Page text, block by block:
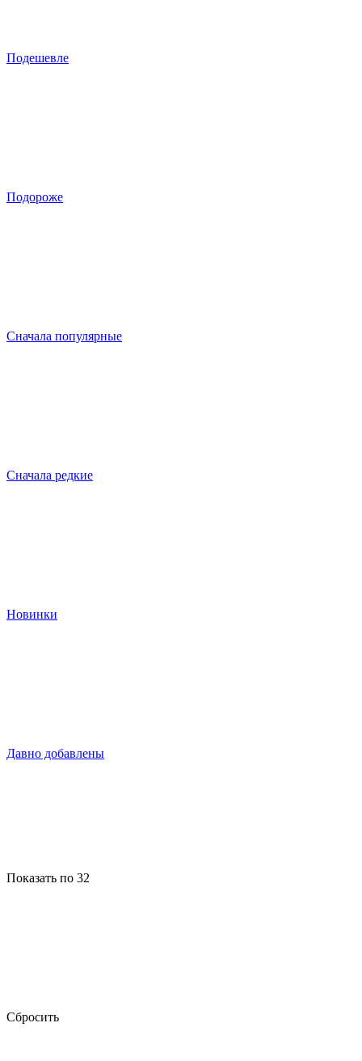
Подешевле
Подороже
Сначала популярные
Сначала редкие
Новинки
Давно добавлены
Показать по 32
Сбросить